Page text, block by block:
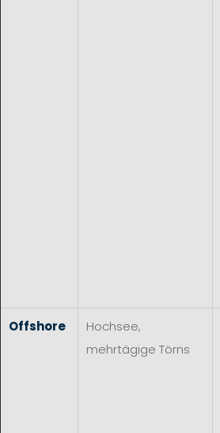
Offshore
Hochsee,
mehrtägige Törns